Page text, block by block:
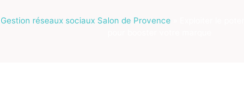
Gestion réseaux sociaux Salon de Provence